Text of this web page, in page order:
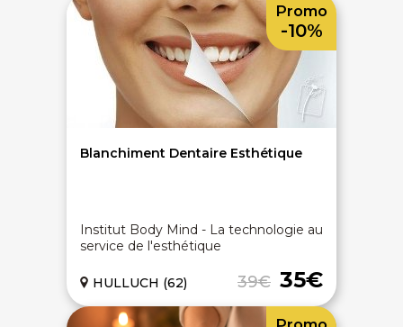
Blanchiment Dentaire Esthétique
Institut Body Mind - La technologie au
service de l'esthétique
39€ 35€
HULLUCH (62)
Promo
-10%